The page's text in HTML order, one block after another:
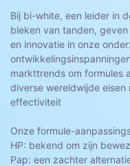
Bij bi-white, een leider in
bleken van tanden,
en innovatie in onze
markttrends om formules
diverse wereldwijde
effectiviteit
Onze formule-
HP: bekend om zijn
Pap: een zachter